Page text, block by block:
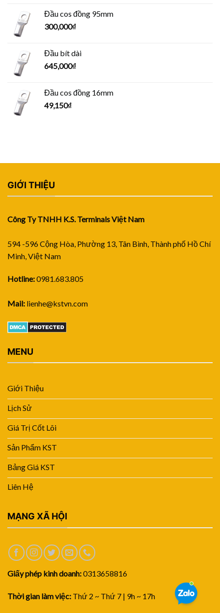
Đầu cos đồng 95mm
300,000₫
Đầu bít dài
645,000₫
Đầu cos đồng 16mm
49,150₫
GIỚI THIỆU
Công Ty TNHH K.S. Terminals Việt Nam
594 -596 Cộng Hòa, Phường 13, Tân Bình, Thành phố Hồ Chí
Minh, Việt Nam
Hotline:0981.683.805
Mail: lienhe@kstvn.com
MENU
Giới Thiệu
Lịch Sử
Giá Trị Cốt Lõi
Sản Phẩm KST
Bảng Giá KST
Liên Hệ
MẠNG XÃ HỘI
Giấy phép kinh doanh:0313658816
Thời gian làm việc: Thứ 2 ~ Thứ 7 | 9h ~ 17h